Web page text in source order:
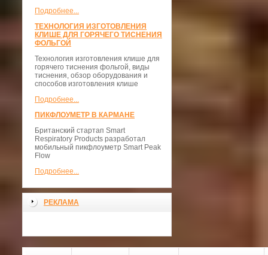
Подробнее...
ТЕХНОЛОГИЯ ИЗГОТОВЛЕНИЯ
КЛИШЕ ДЛЯ ГОРЯЧЕГО ТИСНЕНИЯ
ФОЛЬГОЙ
Технология изготовления клише для
горячего тиснения фольгой, виды
тиснения, обзор оборудования и
способов изготовления клише
Подробнее...
ПИКФЛОУМЕТР В КАРМАНЕ
Британский стартап Smart
Respiratory Products разработал
мобильный пикфлоуметр Smart Peak
Flow
Подробнее...
РЕКЛАМА